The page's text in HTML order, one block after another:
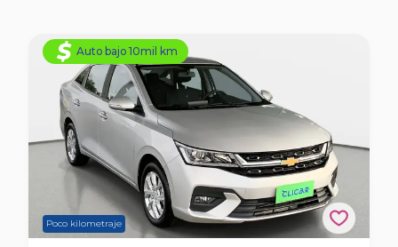
Auto bajo 10mil km
Poco kilometraje